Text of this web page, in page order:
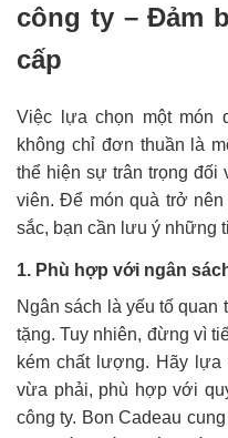
công ty – Đảm
cấp
Việc lựa chọn một món
không chỉ đơn thuần là
thể hiện sự trân trọng đối
viên. Để món quà trở
sắc, bạn cần lưu ý những
1. Phù hợp với ngân
Ngân sách là yếu tố quan
tặng. Tuy nhiên, đừng vì
kém chất lượng. Hãy lựa
vừa phải, phù hợp với
công ty. Bon Cadeau